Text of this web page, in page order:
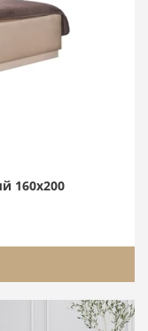
160х200